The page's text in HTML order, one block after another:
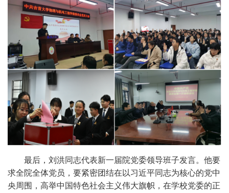
最后，刘洪同志代表新一届院党委领导班子发言。他要
求全院全体党员，要紧密团结在以习近平同志为核心的党中
央周围，高举中国特色社会主义伟大旗帜，在学校党委的正